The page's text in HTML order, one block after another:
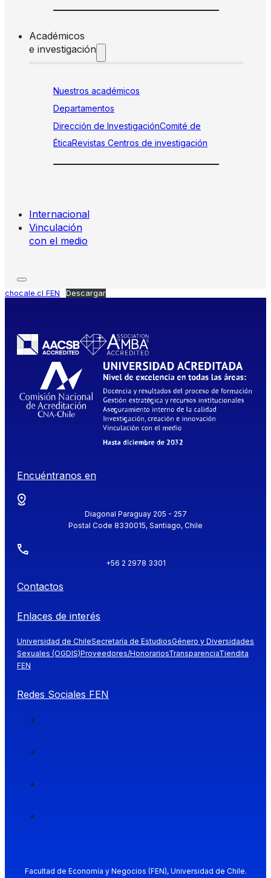
Académicos
e investigación
Nuestros académicos
Departamentos
Dirección de InvestigaciónComité de
ÉticaRevistas Centros de investigación
Internacional
Vinculación
con el medio
chocale.cl FEN Descargar
Encuéntranos en
Diagonal Paraguay 205 - 257
Postal Code 8330015, Santiago, Chile
+56 2 2978 3301
Contactos
Enlaces de interés
Universidad de ChileSecretaría de EstudiosGénero y Diversidades
Sexuales (OGDIS)Proveedores/HonorariosTransparenciaTiendita
FEN
Redes Sociales FEN
Facultad de Economía y Negocios (FEN), Universidad de Chile.